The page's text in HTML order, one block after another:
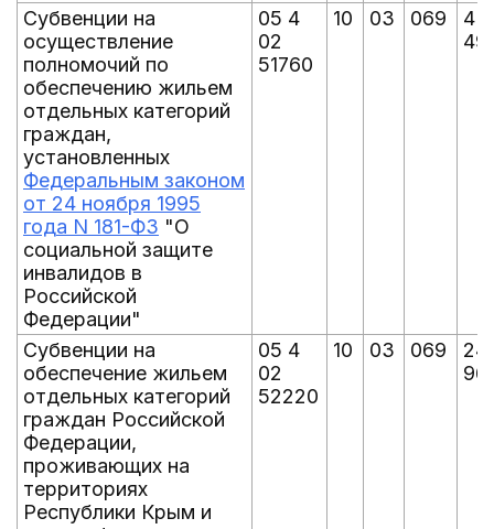
Субвенции на
осуществление
полномочий по
обеспечению жильем
отдельных категорий
граждан,
установленных
Федеральным законом
от 24 ноября 1995
года N 181-ФЗ "О
социальной защите
инвалидов в
Российской
Федерации"
05 4
02
51760
10 03 069
4
Субвенции на
обеспечение жильем
отдельных категорий
граждан Российской
Федерации,
проживающих на
территориях
Республики Крым и
05 4
02
52220
10 03 069